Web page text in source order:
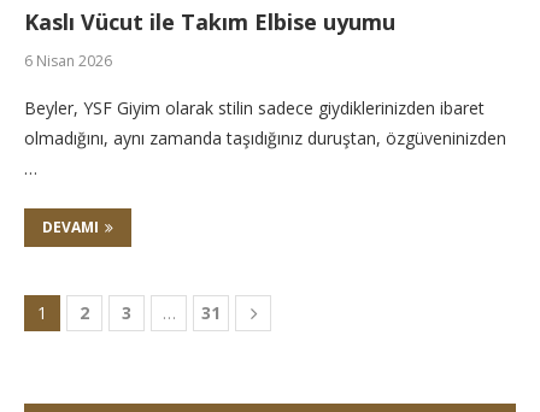
Kaslı Vücut ile Takım Elbise uyumu
6 Nisan 2026
Beyler, YSF Giyim olarak stilin sadece giydiklerinizden ibaret
olmadığını, aynı zamanda taşıdığınız duruştan, özgüveninizden
…
DEVAMI
1 2 3 … 31